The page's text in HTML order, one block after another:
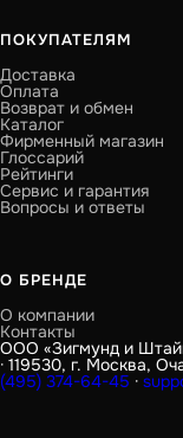
ПОКУПАТЕЛЯМ
Доставка
Оплата
Возврат и обмен
Каталог
Фирменный магазин
Глоссарий
Рейтинги
Сервис и гарантия
Вопросы и ответы
О БРЕНДЕ
О компании
Контакты
ООО «Зигмунд и
· 119530, г. Москва,
(495) 374-64-45 ·